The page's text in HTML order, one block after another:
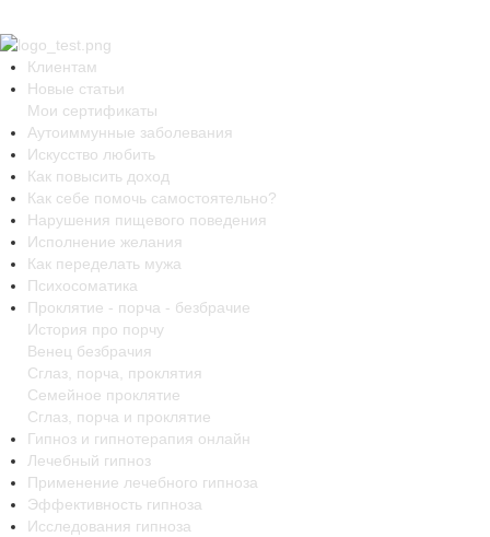
Клиентам
Новые статьи
Мои сертификаты
Аутоиммунные заболевания
Искусство любить
Как повысить доход
Как себе помочь самостоятельно?
Нарушения пищевого поведения
Исполнение желания
Как переделать мужа
Психосоматика
Проклятие - порча - безбрачие
История про порчу
Венец безбрачия
Сглаз, порча, проклятия
Семейное проклятие
Сглаз, порча и проклятие
Гипноз и гипнотерапия онлайн
Лечебный гипноз
Применение лечебного гипноза
Эффективность гипноза
Исследования гипноза